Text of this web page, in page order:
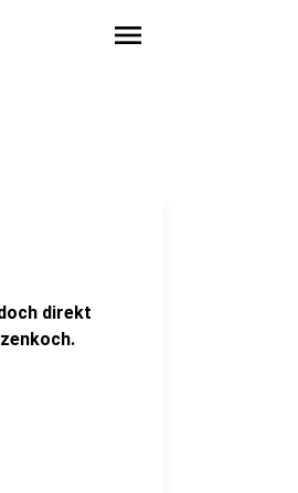
menu
direkt